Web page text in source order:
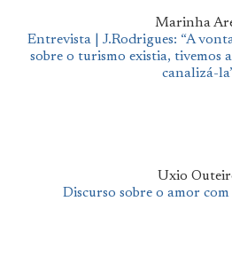
Marinha
Entrevista | J.Rodrigues: “A
sobre o turismo existia, tivemos
canalizá-
Uxio
Discurso sobre o amor